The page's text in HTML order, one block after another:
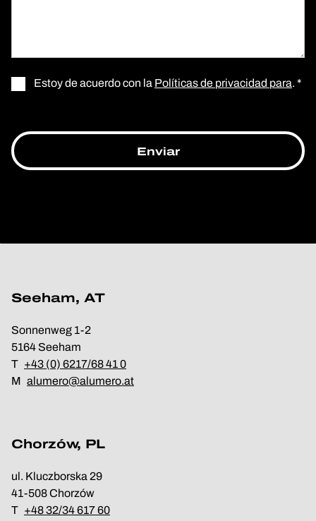
Estoy de acuerdo con la Políticas de privacidad para. *
Seeham, AT
Sonnenweg 1-2
5164 Seeham
T +43 (0) 6217/68 41 0
M alumero@alumero.at
Chorzów, PL
ul. Kluczborska 29
41-508 Chorzów
T +48 32/34 617 60